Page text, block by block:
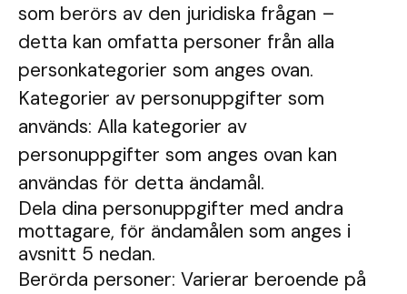
som berörs av den juridiska frågan –
detta kan omfatta personer från alla
personkategorier som anges ovan.
Kategorier av personuppgifter som
används: Alla kategorier av
personuppgifter som anges ovan kan
användas för detta ändamål.
Dela dina personuppgifter med andra
mottagare, för ändamålen som anges i
avsnitt 5 nedan.
Berörda personer: Varierar beroende på